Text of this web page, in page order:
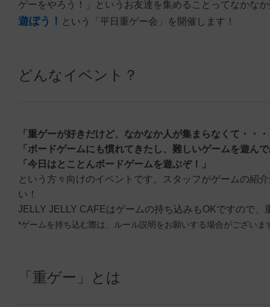
ゲーをやろう！」というお友達を集めることってなかな
遊ぼう！ という「平日重ゲー会」を開催します！
どんなイベント？
「重ゲーが好きだけど、なかなか人が集まらなくて・・
「ボードゲームにも慣れてきたし、難しいゲームを遊ん
「今日はとことんボードゲームを遊ぶぞ！」
という方々向けのイベントです。スタッフがゲームの紹
い！
JELLY JELLY CAFEはゲームの持ち込みもOKですので
*ゲームを持ち込む際は、ルール説明をお願いする場合がござい
「重ゲー」とは